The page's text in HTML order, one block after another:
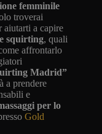
femminile
troverai
aiutarti a capire
squirting, quali
affrontarlo
Madrid”
a prendere
e
per lo
Gold